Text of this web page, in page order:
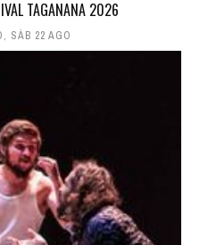
TAGANANA 2026
, SÁB 22 AGO